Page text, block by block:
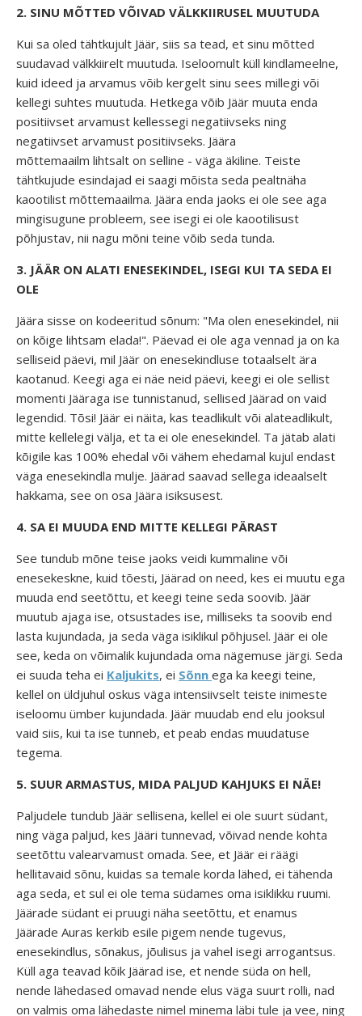
2. SINU MÕTTED VÕIVAD VÄLKKIIRUSEL MUUTUDA
Kui sa oled tähtkujult Jäär, siis sa tead, et sinu mõtted
suudavad välkkiirelt muutuda. Iseloomult küll kindlameelne,
kuid ideed ja arvamus võib kergelt sinu sees millegi või
kellegi suhtes muutuda. Hetkega võib Jäär muuta enda
positiivset arvamust kellessegi negatiivseks ning
negatiivset arvamust positiivseks. Jäära
mõttemaailm lihtsalt on selline - väga äkiline. Teiste
tähtkujude esindajad ei saagi mõista seda pealtnäha
kaootilist mõttemaailma. Jäära enda jaoks ei ole see aga
mingisugune probleem, see isegi ei ole kaootilisust
põhjustav, nii nagu mõni teine võib seda tunda.
3. JÄÄR ON ALATI ENESEKINDEL, ISEGI KUI TA SEDA EI
OLE
Jäära sisse on kodeeritud sõnum: "Ma olen enesekindel, nii
on kõige lihtsam elada!". Päevad ei ole aga vennad ja on ka
selliseid päevi, mil Jäär on enesekindluse totaalselt ära
kaotanud. Keegi aga ei näe neid päevi, keegi ei ole sellist
momenti Jääraga ise tunnistanud, sellised Jäärad on vaid
legendid. Tõsi! Jäär ei näita, kas teadlikult või alateadlikult,
mitte kellelegi välja, et ta ei ole enesekindel. Ta jätab alati
kõigile kas 100% ehedal või vähem ehedamal kujul endast
väga enesekindla mulje. Jäärad saavad sellega ideaalselt
hakkama, see on osa Jäära isiksusest.
4. SA EI MUUDA END MITTE KELLEGI PÄRAST
See tundub mõne teise jaoks veidi kummaline või
enesekeskne, kuid tõesti, Jäärad on need, kes ei muutu ega
muuda end seetõttu, et keegi teine seda soovib. Jäär
muutub ajaga ise, otsustades ise, milliseks ta soovib end
lasta kujundada, ja seda väga isiklikul põhjusel. Jäär ei ole
see, keda on võimalik kujundada oma nägemuse järgi. Seda
ei suuda teha ei Kaljukits, ei Sõnn ega ka keegi teine,
kellel on üldjuhul oskus väga intensiivselt teiste inimeste
iseloomu ümber kujundada. Jäär muudab end elu jooksul
vaid siis, kui ta ise tunneb, et peab endas muudatuse
tegema.
5. SUUR ARMASTUS, MIDA PALJUD KAHJUKS EI NÄE!
Paljudele tundub Jäär sellisena, kellel ei ole suurt südant,
ning väga paljud, kes Jääri tunnevad, võivad nende kohta
seetõttu valearvamust omada. See, et Jäär ei räägi
hellitavaid sõnu, kuidas sa temale korda lähed, ei tähenda
aga seda, et sul ei ole tema südames oma isiklikku ruumi.
Jäärade südant ei pruugi näha seetõttu, et enamus
Jäärade Auras kerkib esile pigem nende tugevus,
enesekindlus, sõnakus, jõulisus ja vahel isegi arrogantsus.
Küll aga teavad kõik Jäärad ise, et nende süda on hell,
nende lähedased omavad nende elus väga suurt rolli, nad
on valmis oma lähedaste nimel minema läbi tule ja vee, ning